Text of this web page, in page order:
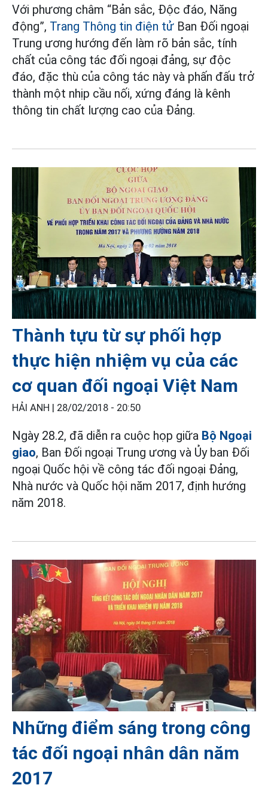
Với phương châm “Bản sắc, Độc đáo, Năng
động”, Trang Thông tin điện tử Ban Đối ngoại
Trung ương hướng đến làm rõ bản sắc, tính
chất của công tác đối ngoại đảng, sự độc
đáo, đặc thù của công tác này và phấn đấu trở
thành một nhịp cầu nối, xứng đáng là kênh
thông tin chất lượng cao của Đảng.
Thành tựu từ sự phối hợp
thực hiện nhiệm vụ của các
cơ quan đối ngoại Việt Nam
HẢI ANH | 28/02/2018 - 20:50
Ngày 28.2, đã diễn ra cuộc họp giữa Bộ Ngoại
giao, Ban Đối ngoại Trung ương và Ủy ban Đối
ngoại Quốc hội về công tác đối ngoại Đảng,
Nhà nước và Quốc hội năm 2017, định hướng
năm 2018.
Những điểm sáng trong công
tác đối ngoại nhân dân năm
2017